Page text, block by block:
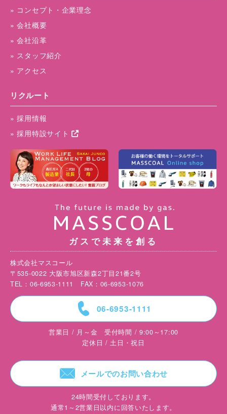
» コンセプト・企業理念
» 会社概要
» 会社沿革
» スタッフ紹介
» アクセス
リクルート
» 採用情報
» 採用特設サイト
ガスで未来を創る
株式会社マスコール
〒535-0022 大阪市旭区新森2丁目21番2号
TEL：06-6953-1111 FAX：06-6953-1076
= 06-6953-1111
営業日 / 月～金 受付時間 / 9:00～17:00
定休日 / 土日・祝日
F メールでのお問い合わせ
24時間受付しております。
通常1～2営業日以内に回答いたします。